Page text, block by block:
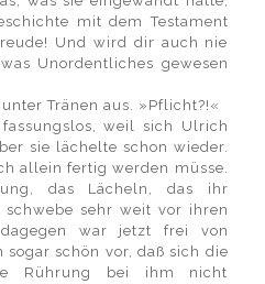
mit dem Testament
Und wird dir auch nie
Unordentliches gewesen
Tränen aus. »Pflicht?!«
weil sich Ulrich
sie lächelte schon wieder.
allein fertig werden müsse.
das Lächeln, das ihr
schwebe sehr weit vor ihren
war jetzt frei von
schön vor, daß sich die
Rührung bei ihm nicht